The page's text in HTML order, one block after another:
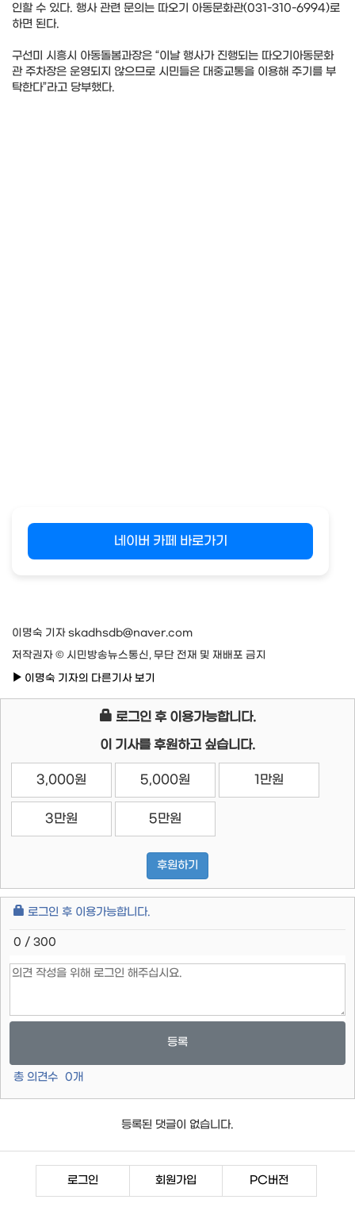
인할 수 있다. 행사 관련 문의는 따오기 아동문화관(031-310-6994)로
하면 된다.
구선미 시흥시 아동돌봄과장은 “이날 행사가 진행되는 따오기아동문화
관 주차장은 운영되지 않으므로 시민들은 대중교통을 이용해 주기를 부
탁한다”라고 당부했다.
네이버 카페 바로가기
이명숙 기자 skadhsdb@naver.com
저작권자 © 시민방송뉴스통신, 무단 전재 및 재배포 금지
이명숙 기자의 다른기사 보기
로그인 후 이용가능합니다.
이 기사를 후원하고 싶습니다.
3,000원 5,000원 1만원
3만원 5만원
후원하기
로그인 후 이용가능합니다.
0 / 300
등록
총 의견수 0개
등록된 댓글이 없습니다.
로그인 회원가입 PC버전